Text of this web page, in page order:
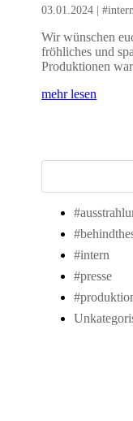
03.01.2024 |#intern
Wir wünschen
fröhliches und
Produktionen
mehr lesen
#intern
#presse